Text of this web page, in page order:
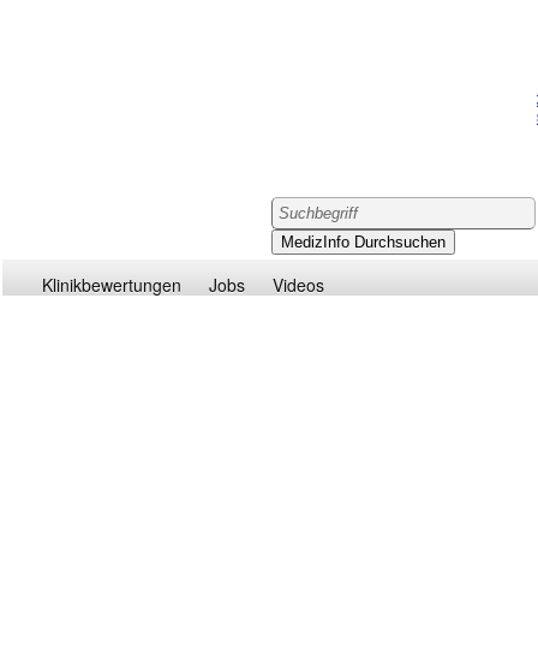
Klinikbewertungen Jobs Videos